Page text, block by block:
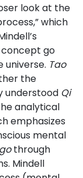
look at the
which
concept go
Tao
the
understood Qi
analytical
emphasizes
mental
through
Mindell